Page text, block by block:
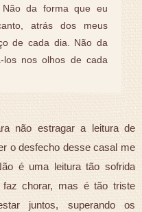
da forma que eu
atrás dos meus
de cada dia. Não da
los nos olhos de cada
não estragar a leitura de
o desfecho desse casal me
é uma leitura tão sofrida
chorar, mas é tão triste
juntos, superando os